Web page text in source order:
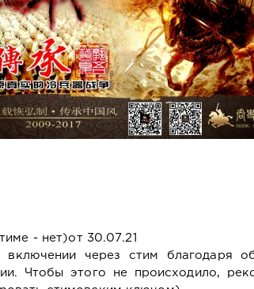
- нет)от 30.07.21
через стим благодаря
Чтобы этого не происходило,